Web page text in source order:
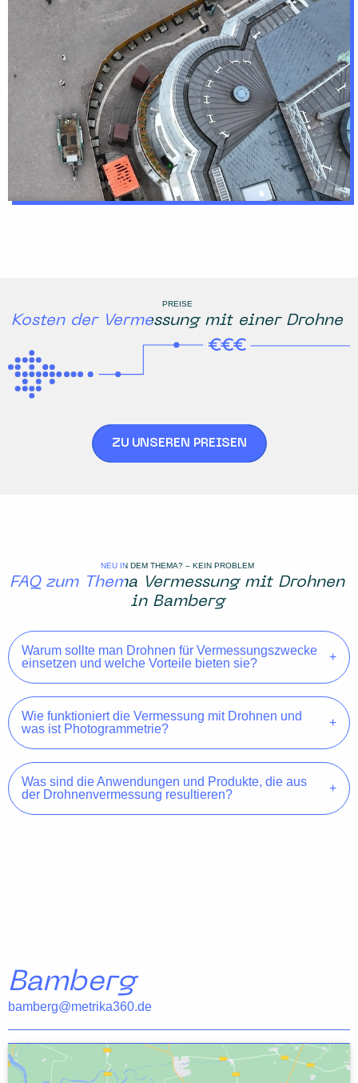
PREISE
Kosten der Vermessung mit einer Drohne
ZU UNSEREN PREISEN
NEU IN DEM THEMA? – KEIN PROBLEM
FAQ zum Thema Vermessung mit Drohnen
in Bamberg
Warum sollte man Drohnen für Vermessungszwecke
einsetzen und welche Vorteile bieten sie?
Wie funktioniert die Vermessung mit Drohnen und
was ist Photogrammetrie?
Was sind die Anwendungen und Produkte, die aus
der Drohnenvermessung resultieren?
Bamberg
bamberg@metrika360.de